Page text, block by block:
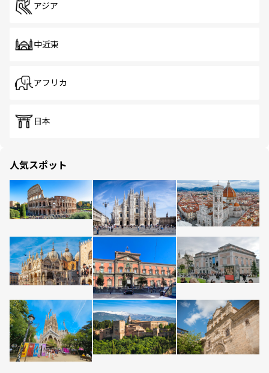
アジア
中近東
アフリカ
日本
人気スポット